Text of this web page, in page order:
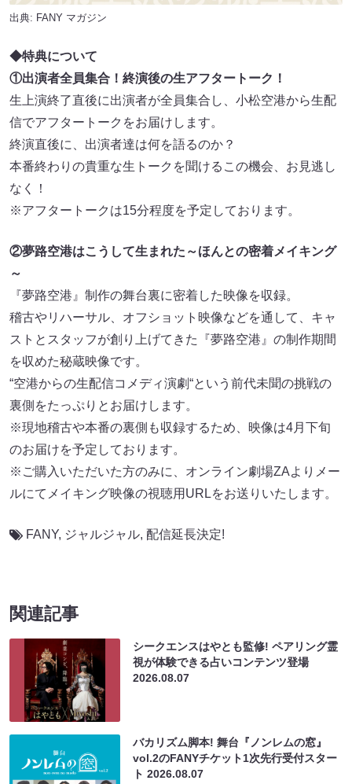
出典: FANY マガジン
◆特典について
①出演者全員集合！終演後の生アフタートーク！
生上演終了直後に出演者が全員集合し、小松空港から生配
信でアフタートークをお届けします。
終演直後に、出演者達は何を語るのか？
本番終わりの貴重な生トークを聞けるこの機会、お見逃し
なく！
※アフタートークは15分程度を予定しております。
②夢路空港はこうして生まれた～ほんとの密着メイキング
～
『夢路空港』制作の舞台裏に密着した映像を収録。
稽古やリハーサル、オフショット映像などを通して、キャ
ストとスタッフが創り上げてきた『夢路空港』の制作期間
を収めた秘蔵映像です。
“空港からの生配信コメディ演劇“という前代未聞の挑戦の
裏側をたっぷりとお届けします。
※現地稽古や本番の裏側も収録するため、映像は4月下旬
のお届けを予定しております。
※ご購入いただいた方のみに、オンライン劇場ZAよりメー
ルにてメイキング映像の視聴用URLをお送りいたします。
FANY, ジャルジャル, 配信延長決定!
関連記事
シークエンスはやとも監修! ペアリング霊
視が体験できる占いコンテンツ登場
2026.08.07
バカリズム脚本! 舞台『ノンレムの窓』
vol.2のFANYチケット1次先行受付スター
ト2026.08.07